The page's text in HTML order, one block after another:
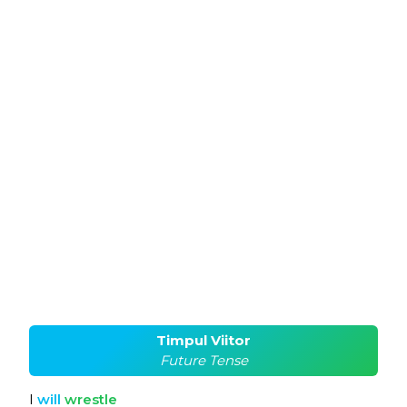
Timpul Viitor
Future Tense
I will wrestle